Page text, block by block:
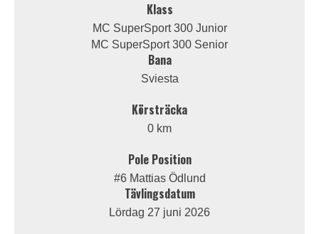
Klass
MC SuperSport 300 Junior
MC SuperSport 300 Senior
Bana
Sviesta
Körsträcka
0 km
Pole Position
#6 Mattias Ödlund
Tävlingsdatum
Lördag 27 juni 2026